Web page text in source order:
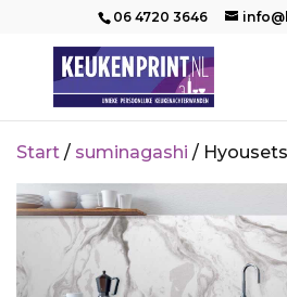
06 4720 3646
Start / suminagashi /